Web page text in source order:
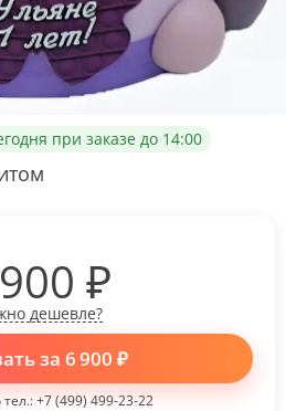
при заказе до 14:00
₽
дешевле?
за 6 900 ₽
тел.:+7 (499) 499-23-22